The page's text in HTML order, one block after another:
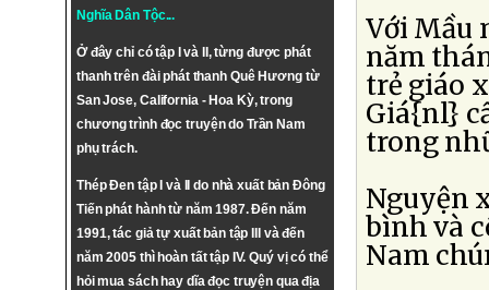
Nghĩa Dân Tộc...
Ở đây chỉ có tập I và II, từng được phát
thanh trên đài phát thanh Quê Hương từ
San Jose, California - Hoa Kỳ, trong
chương trình đọc truyện do Trần Nam
phụ trách.
Thép Đen tập I và II do nhà xuất bản Đông
Tiến phát hành từ năm 1987. Đến năm
1991, tác giả tự xuất bản tập III và đến
năm 2005 thì hoàn tất tập IV. Quý vị có thể
hỏi mua sách hay dĩa đọc truyện qua địa
Với Mầu
năm
trẻ giáo
Giá{nl}
trong
Nguyện
bình và
Nam